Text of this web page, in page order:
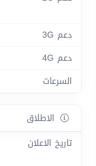
دعم 3G
دعم 4G
السرعات
الاطلاق
تاريخ الاعلان